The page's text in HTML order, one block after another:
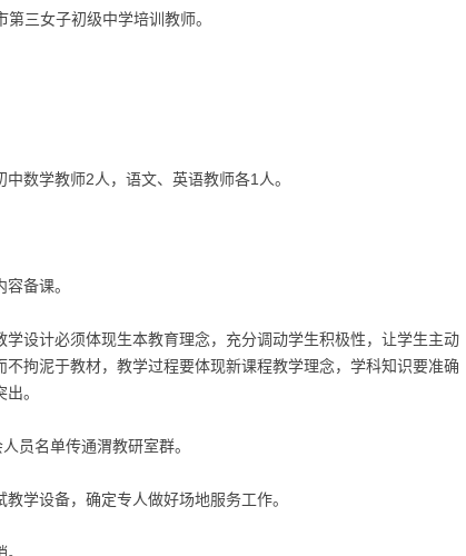
第三女子初级中学培训教师。
中数学教师2人，语文、英语教师各1 人。
备课。
学设计必须体现生本教育理念，充分调动学生积极性，让学生主动
拘泥于教材，教学过程要体现新课程教学理念，学科知识要准确
。
员名单传通渭教研室群。
学设备，确定专人做好场地服务工作。